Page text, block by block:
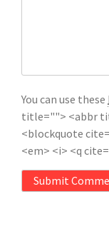
You can use these
title=""> <abbr
<blockquote
<em> <i> <q
Submit